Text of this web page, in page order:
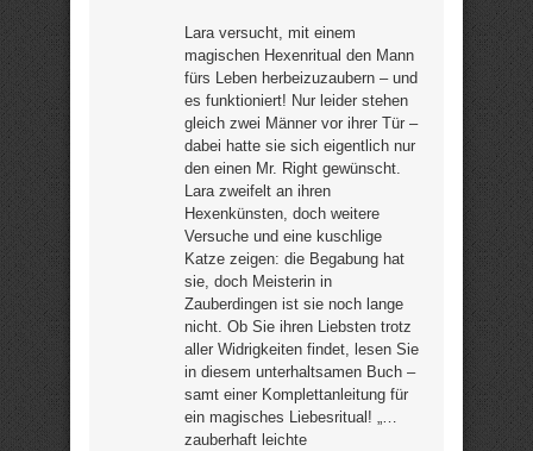
Lara versucht, mit einem
magischen Hexenritual den Mann
fürs Leben herbeizuzaubern – und
es funktioniert! Nur leider stehen
gleich zwei Männer vor ihrer Tür –
dabei hatte sie sich eigentlich nur
den einen Mr. Right gewünscht.
Lara zweifelt an ihren
Hexenkünsten, doch weitere
Versuche und eine kuschlige
Katze zeigen: die Begabung hat
sie, doch Meisterin in
Zauberdingen ist sie noch lange
nicht. Ob Sie ihren Liebsten trotz
aller Widrigkeiten findet, lesen Sie
in diesem unterhaltsamen Buch –
samt einer Komplettanleitung für
ein magisches Liebesritual! „…
zauberhaft leichte